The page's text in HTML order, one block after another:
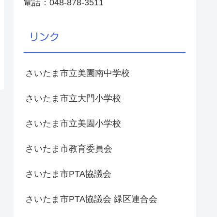
電話：048-878-3511
リンク
さいたま市立美園南中学校
さいたま市立大門小学校
さいたま市立美園小学校
さいたま市教育委員会
さいたま市PTA協議会
さいたま市PTA協議会 緑区連合会